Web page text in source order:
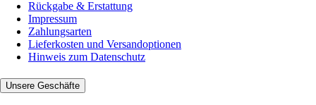
Rückgabe & Erstattung
Impressum
Zahlungsarten
Lieferkosten und Versandoptionen
Hinweis zum Datenschutz
Unsere Geschäfte